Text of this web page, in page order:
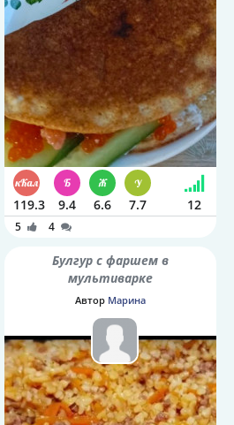
119.3 9.4 6.6 7.7 12
5 4
Булгур с фаршем в
мультиварке
Автор Марина